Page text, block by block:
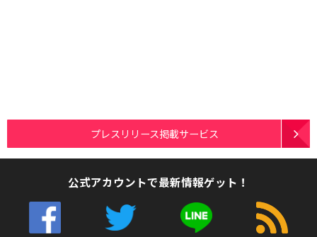
プレスリリース掲載サービス
公式アカウントで最新情報ゲット！